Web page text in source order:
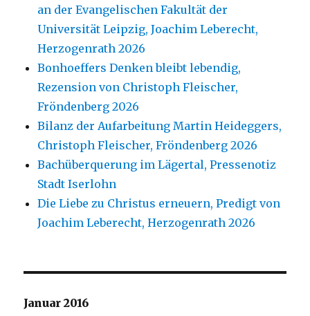
an der Evangelischen Fakultät der
Universität Leipzig, Joachim Leberecht,
Herzogenrath 2026
Bonhoeffers Denken bleibt lebendig,
Rezension von Christoph Fleischer,
Fröndenberg 2026
Bilanz der Aufarbeitung Martin Heideggers,
Christoph Fleischer, Fröndenberg 2026
Bachüberquerung im Lägertal, Pressenotiz
Stadt Iserlohn
Die Liebe zu Christus erneuern, Predigt von
Joachim Leberecht, Herzogenrath 2026
Januar 2016